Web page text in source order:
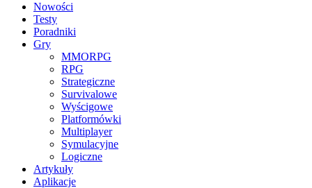
Nowości
Testy
Poradniki
Gry
MMORPG
RPG
Strategiczne
Survivalowe
Wyścigowe
Platformówki
Multiplayer
Symulacyjne
Logiczne
Artykuły
Aplikacje